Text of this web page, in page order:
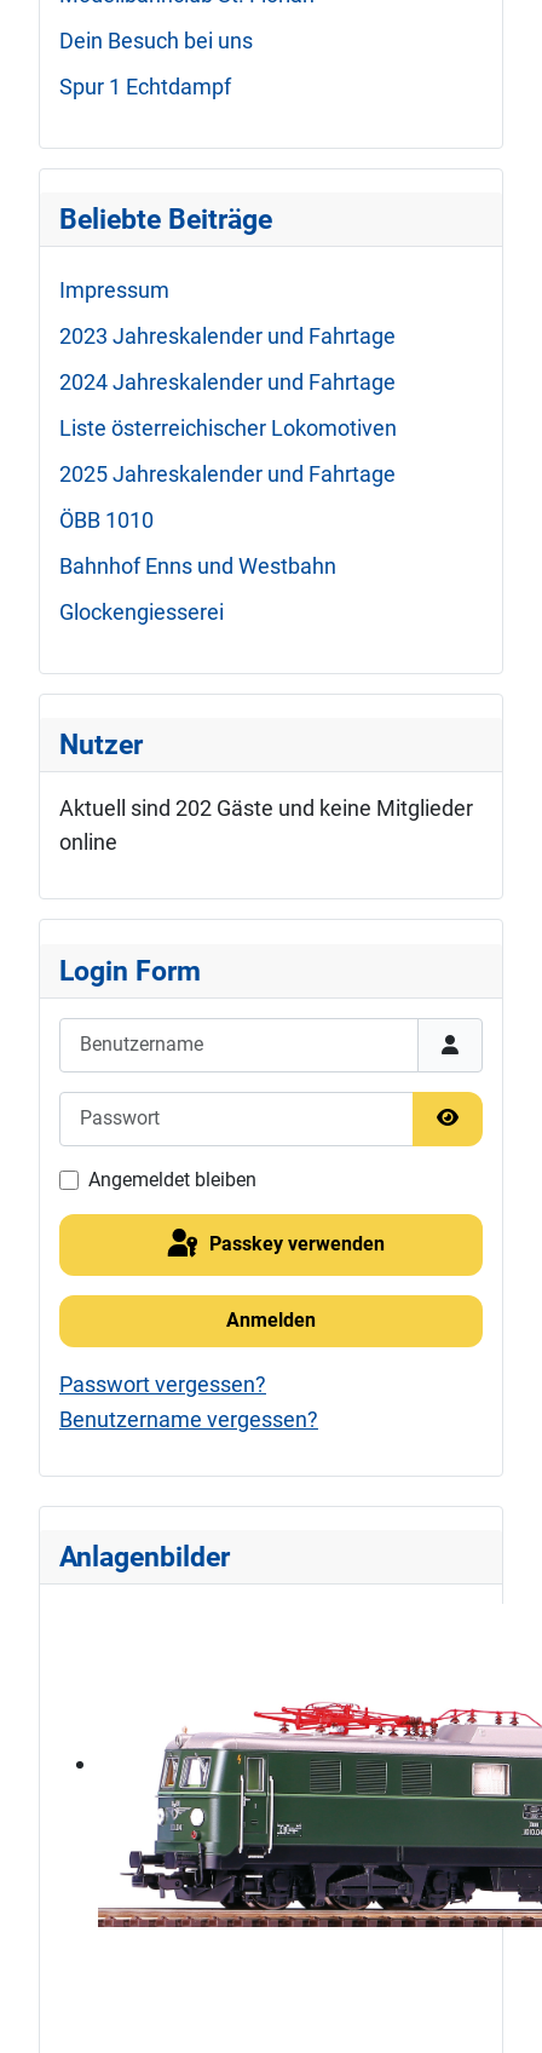
Dein Besuch bei uns
Spur 1 Echtdampf
Beliebte Beiträge
Impressum
2023 Jahreskalender und Fahrtage
2024 Jahreskalender und Fahrtage
Liste österreichischer Lokomotiven
2025 Jahreskalender und Fahrtage
ÖBB 1010
Bahnhof Enns und Westbahn
Glockengiesserei
Nutzer
Aktuell sind 202 Gäste und keine Mitglieder
online
Login Form
Passwort
Angemeldet bleiben
Passkey verwenden
Anmelden
Passwort vergessen?
Benutzername vergessen?
Anlagenbilder